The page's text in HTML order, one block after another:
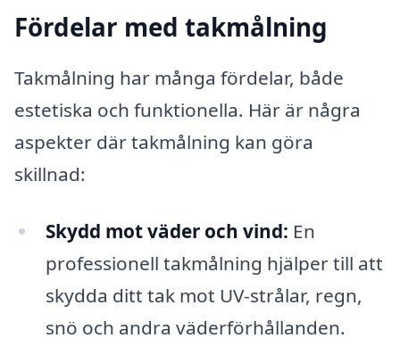
Fördelar med takmålning
Takmålning har många fördelar, både
estetiska och funktionella. Här är några
aspekter där takmålning kan göra
skillnad:
Skydd mot väder och vind: En
professionell takmålning hjälper till att
skydda ditt tak mot UV-strålar, regn,
snö och andra väderförhållanden.